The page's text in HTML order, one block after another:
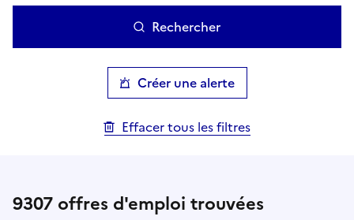
Rechercher
Créer une alerte
Effacer tous les filtres
9307 offres d'emploi trouvées